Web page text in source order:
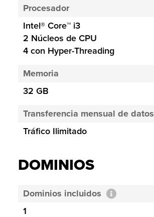
Procesador
Intel® Core™ i3
2 Núcleos de CPU
4 con Hyper-Threading
Memoria
32 GB
Transferencia mensual de datos
Tráfico Ilimitado
DOMINIOS
Dominios incluidos
1